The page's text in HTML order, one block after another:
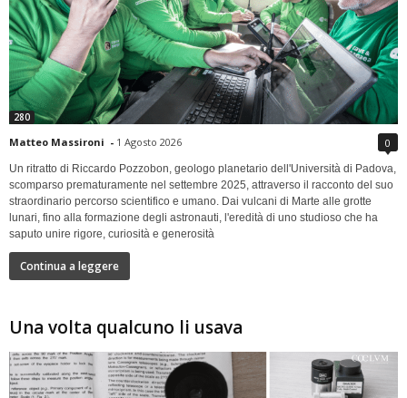
280
Matteo Massironi - 1 Agosto 2026 0
Un ritratto di Riccardo Pozzobon, geologo planetario dell'Università di Padova,
scomparso prematuramente nel settembre 2025, attraverso il racconto del suo
straordinario percorso scientifico e umano. Dai vulcani di Marte alle grotte
lunari, fino alla formazione degli astronauti, l'eredità di uno studioso che ha
saputo unire rigore, curiosità e generosità
Continua a leggere
Una volta qualcuno li usava